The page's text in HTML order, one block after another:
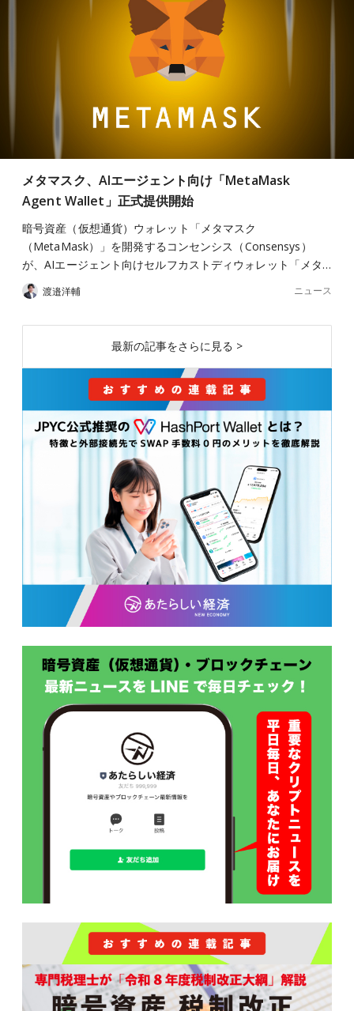
メタマスク、AIエージェント向け「MetaMask
Agent Wallet」正式提供開始
暗号資産（仮想通貨）ウォレット「メタマスク
（MetaMask）」を開発するコンセンシス（Consensys）
が、AIエージェント向けセルフカストディウォレット「メタ…
渡邉洋輔 ニュース
最新の記事をさらに見る >